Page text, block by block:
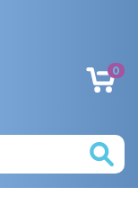
0